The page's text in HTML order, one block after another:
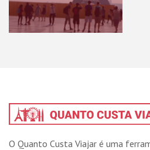
O Quanto Custa Viajar é uma